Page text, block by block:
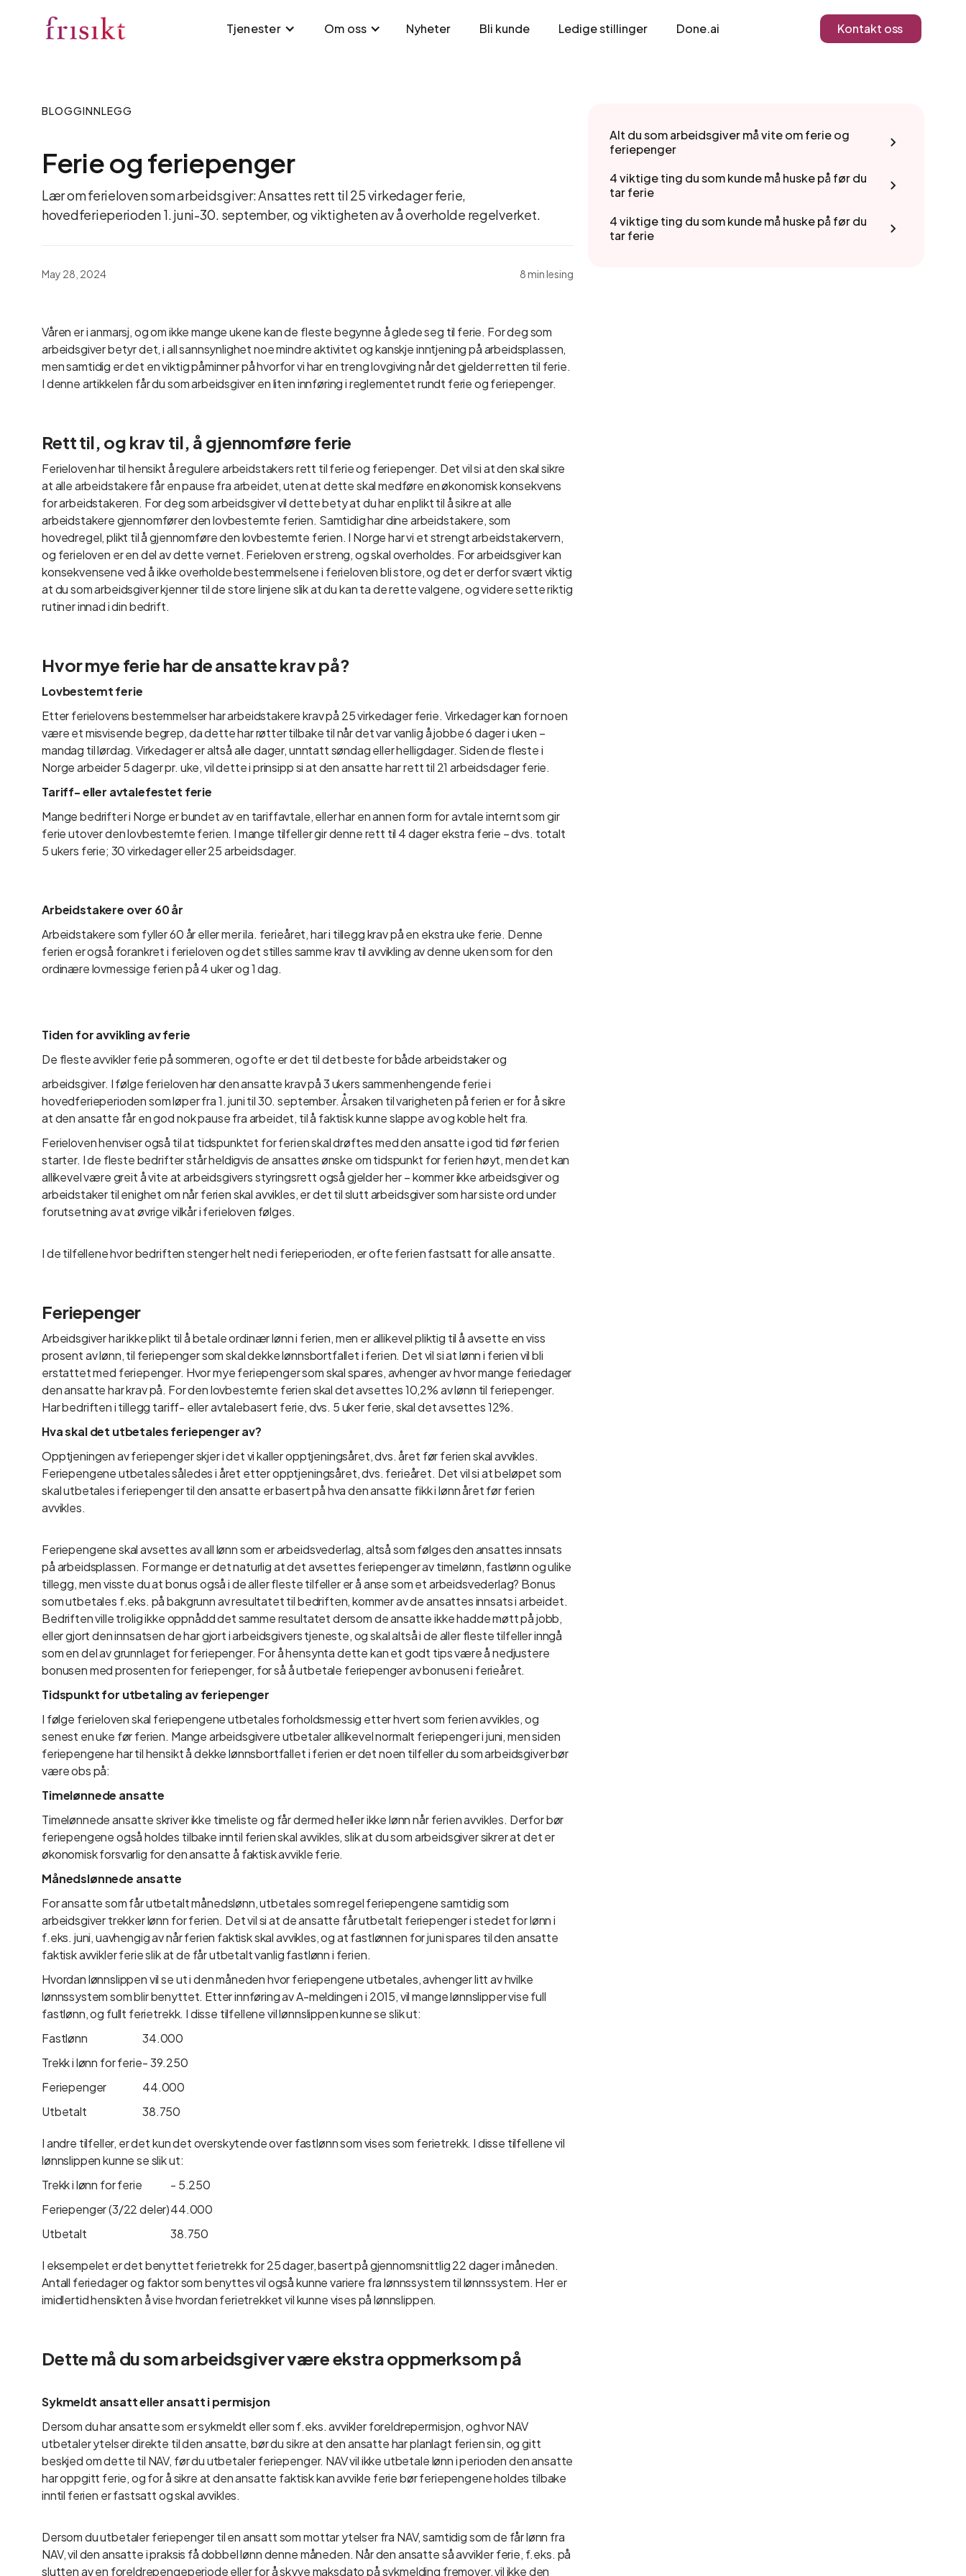
Tjenester Om oss Nyheter Bli kunde Ledige stillinger Done.ai Kontakt oss
BLOGGINNLEGG
Ferie og feriepenger
Lær om ferieloven som arbeidsgiver: Ansattes rett til 25 virkedager ferie,
hovedferieperioden 1. juni-30. september, og viktigheten av å overholde regelverket.
May 28, 2024 8 min lesing
Våren er i anmarsj, og om ikke mange ukene kan de fleste begynne å glede seg til ferie. For deg som
arbeidsgiver betyr det, i all sannsynlighet noe mindre aktivitet og kanskje inntjening på arbeidsplassen,
men samtidig er det en viktig påminner på hvorfor vi har en treng lovgiving når det gjelder retten til ferie.
I denne artikkelen får du som arbeidsgiver en liten innføring i reglementet rundt ferie og feriepenger.
Rett til, og krav til, å gjennomføre ferie
Ferieloven har til hensikt å regulere arbeidstakers rett til ferie og feriepenger. Det vil si at den skal sikre
at alle arbeidstakere får en pause fra arbeidet, uten at dette skal medføre en økonomisk konsekvens
for arbeidstakeren. For deg som arbeidsgiver vil dette bety at du har en plikt til å sikre at alle
arbeidstakere gjennomfører den lovbestemte ferien. Samtidig har dine arbeidstakere, som
hovedregel, plikt til å gjennomføre den lovbestemte ferien. I Norge har vi et strengt arbeidstakervern,
og ferieloven er en del av dette vernet. Ferieloven er streng, og skal overholdes. For arbeidsgiver kan
konsekvensene ved å ikke overholde bestemmelsene i ferieloven bli store, og det er derfor svært viktig
at du som arbeidsgiver kjenner til de store linjene slik at du kan ta de rette valgene, og videre sette riktig
rutiner innad i din bedrift.
Hvor mye ferie har de ansatte krav på?
Lovbestemt ferie
Etter ferielovens bestemmelser har arbeidstakere krav på 25 virkedager ferie. Virkedager kan for noen
være et misvisende begrep, da dette har røtter tilbake til når det var vanlig å jobbe 6 dager i uken –
mandag til lørdag. Virkedager er altså alle dager, unntatt søndag eller helligdager. Siden de fleste i
Norge arbeider 5 dager pr. uke, vil dette i prinsipp si at den ansatte har rett til 21 arbeidsdager ferie.
Tariff- eller avtalefestet ferie
Mange bedrifter i Norge er bundet av en tariffavtale, eller har en annen form for avtale internt som gir
ferie utover den lovbestemte ferien. I mange tilfeller gir denne rett til 4 dager ekstra ferie – dvs. totalt
5 ukers ferie; 30 virkedager eller 25 arbeidsdager.
Arbeidstakere over 60 år
Arbeidstakere som fyller 60 år eller mer ila. ferieåret, har i tillegg krav på en ekstra uke ferie. Denne
ferien er også forankret i ferieloven og det stilles samme krav til avvikling av denne uken som for den
ordinære lovmessige ferien på 4 uker og 1 dag.
Tiden for avvikling av ferie
De fleste avvikler ferie på sommeren, og ofte er det til det beste for både arbeidstaker og
arbeidsgiver. I følge ferieloven har den ansatte krav på 3 ukers sammenhengende ferie i
hovedferieperioden som løper fra 1. juni til 30. september. Årsaken til varigheten på ferien er for å sikre
at den ansatte får en god nok pause fra arbeidet, til å faktisk kunne slappe av og koble helt fra.
Ferieloven henviser også til at tidspunktet for ferien skal drøftes med den ansatte i god tid før ferien
starter. I de fleste bedrifter står heldigvis de ansattes ønske om tidspunkt for ferien høyt, men det kan
allikevel være greit å vite at arbeidsgivers styringsrett også gjelder her – kommer ikke arbeidsgiver og
arbeidstaker til enighet om når ferien skal avvikles, er det til slutt arbeidsgiver som har siste ord under
forutsetning av at øvrige vilkår i ferieloven følges.
I de tilfellene hvor bedriften stenger helt ned i ferieperioden, er ofte ferien fastsatt for alle ansatte.
Feriepenger
Arbeidsgiver har ikke plikt til å betale ordinær lønn i ferien, men er allikevel pliktig til å avsette en viss
prosent av lønn, til feriepenger som skal dekke lønnsbortfallet i ferien. Det vil si at lønn i ferien vil bli
erstattet med feriepenger. Hvor mye feriepenger som skal spares, avhenger av hvor mange feriedager
den ansatte har krav på. For den lovbestemte ferien skal det avsettes 10,2% av lønn til feriepenger.
Har bedriften i tillegg tariff- eller avtalebasert ferie, dvs. 5 uker ferie, skal det avsettes 12%.
Hva skal det utbetales feriepenger av?
Opptjeningen av feriepenger skjer i det vi kaller opptjeningsåret, dvs. året før ferien skal avvikles.
Feriepengene utbetales således i året etter opptjeningsåret, dvs. ferieåret. Det vil si at beløpet som
skal utbetales i feriepenger til den ansatte er basert på hva den ansatte fikk i lønn året før ferien
avvikles.
Feriepengene skal avsettes av all lønn som er arbeidsvederlag, altså som følges den ansattes innsats
på arbeidsplassen. For mange er det naturlig at det avsettes feriepenger av timelønn, fastlønn og ulike
tillegg, men visste du at bonus også i de aller fleste tilfeller er å anse som et arbeidsvederlag? Bonus
som utbetales f.eks. på bakgrunn av resultatet til bedriften, kommer av de ansattes innsats i arbeidet.
Bedriften ville trolig ikke oppnådd det samme resultatet dersom de ansatte ikke hadde møtt på jobb,
eller gjort den innsatsen de har gjort i arbeidsgivers tjeneste, og skal altså i de aller fleste tilfeller inngå
som en del av grunnlaget for feriepenger. For å hensynta dette kan et godt tips være å nedjustere
bonusen med prosenten for feriepenger, for så å utbetale feriepenger av bonusen i ferieåret.
Tidspunkt for utbetaling av feriepenger
I følge ferieloven skal feriepengene utbetales forholdsmessig etter hvert som ferien avvikles, og
senest en uke før ferien. Mange arbeidsgivere utbetaler allikevel normalt feriepenger i juni, men siden
feriepengene har til hensikt å dekke lønnsbortfallet i ferien er det noen tilfeller du som arbeidsgiver bør
være obs på:
Timelønnede ansatte
Timelønnede ansatte skriver ikke timeliste og får dermed heller ikke lønn når ferien avvikles. Derfor bør
feriepengene også holdes tilbake inntil ferien skal avvikles, slik at du som arbeidsgiver sikrer at det er
økonomisk forsvarlig for den ansatte å faktisk avvikle ferie.
Månedslønnede ansatte
For ansatte som får utbetalt månedslønn, utbetales som regel feriepengene samtidig som
arbeidsgiver trekker lønn for ferien. Det vil si at de ansatte får utbetalt feriepenger i stedet for lønn i
f.eks. juni, uavhengig av når ferien faktisk skal avvikles, og at fastlønnen for juni spares til den ansatte
faktisk avvikler ferie slik at de får utbetalt vanlig fastlønn i ferien.
Hvordan lønnslippen vil se ut i den måneden hvor feriepengene utbetales, avhenger litt av hvilke
lønnssystem som blir benyttet. Etter innføring av A-meldingen i 2015, vil mange lønnslipper vise full
fastlønn, og fullt ferietrekk. I disse tilfellene vil lønnslippen kunne se slik ut:
Fastlønn
34.000
Trekk i lønn for ferie- 39.250
Feriepenger
44.000
Utbetalt
38.750
I andre tilfeller, er det kun det overskytende over fastlønn som vises som ferietrekk. I disse tilfellene vil
lønnslippen kunne se slik ut:
Trekk i lønn for ferie
- 5.250
Feriepenger (3/22 deler)44.000
Utbetalt
38.750
I eksempelet er det benyttet ferietrekk for 25 dager, basert på gjennomsnittlig 22 dager i måneden.
Antall feriedager og faktor som benyttes vil også kunne variere fra lønnssystem til lønnssystem. Her er
imidlertid hensikten å vise hvordan ferietrekket vil kunne vises på lønnslippen.
Dette må du som arbeidsgiver være ekstra oppmerksom på
Sykmeldt ansatt eller ansatt i permisjon
Dersom du har ansatte som er sykmeldt eller som f.eks. avvikler foreldrepermisjon, og hvor NAV
utbetaler ytelser direkte til den ansatte, bør du sikre at den ansatte har planlagt ferien sin, og gitt
beskjed om dette til NAV, før du utbetaler feriepenger. NAV vil ikke utbetale lønn i perioden den ansatte
har oppgitt ferie, og for å sikre at den ansatte faktisk kan avvikle ferie bør feriepengene holdes tilbake
inntil ferien er fastsatt og skal avvikles.
Dersom du utbetaler feriepenger til en ansatt som mottar ytelser fra NAV, samtidig som de får lønn fra
NAV, vil den ansatte i praksis få dobbel lønn denne måneden. Når den ansatte så avvikler ferie, f.eks. på
slutten av en foreldrepengeperiode eller for å skyve maksdato på sykmelding fremover, vil ikke den
Alt du som arbeidsgiver må vite om ferie og
feriepenger
4 viktige ting du som kunde må huske på før du
tar ferie
4 viktige ting du som kunde må huske på før du
tar ferie